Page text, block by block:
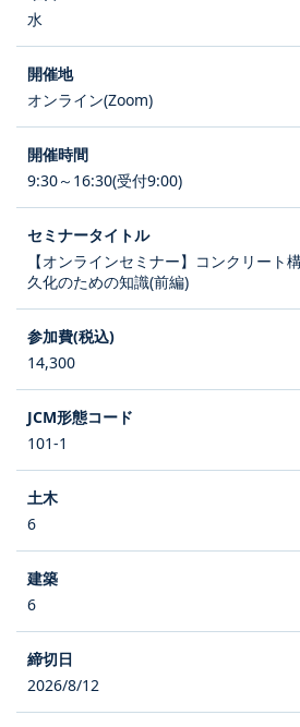
水
オンライン(Zoom)
9:30～16:30(受付9:00)
【オンラインセミナー】コンクリート
久化のための知識(前編)
14,300
101-1
6
6
2026/8/12